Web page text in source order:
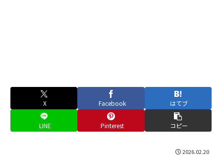
X Facebook はてブ
LINE Pinterest コピー
2026.02.20